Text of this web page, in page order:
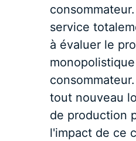
service
à évaluer le
tout nouveau
de production
l'impact de ce